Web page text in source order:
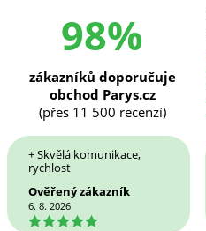
98%
zákazníků doporučuje
obchod Parys.cz
(přes 11 500 recenzí)
+ Skvělá komunikace,
rychlost
Ověřený zákazník
6. 8. 2026
5